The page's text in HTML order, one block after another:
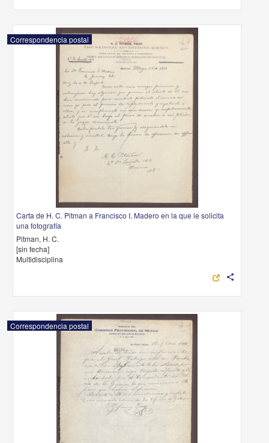
Correspondencia postal
Carta de H. C. Pitman a Francisco I. Madero en la que le solicita
una fotografía
Pitman, H. C.
[sin fecha]
Multidisciplina
share
Correspondencia postal